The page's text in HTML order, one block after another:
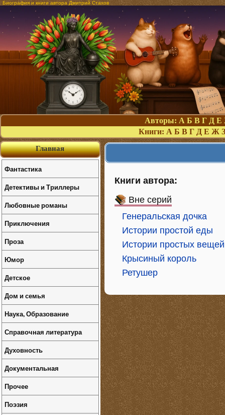
Биография и книги автора Дмитрий Стахов
Авторы: А Б В Г Д Е
Книги: А Б В Г Д Е Ж З
Книги автора:
Вне серий
Генеральская дочка
Истории простой еды
Истории простых вещей
Крысиный король
Ретушер
Главная
Фантастика
Детективы и Триллеры
Любовные романы
Приключения
Проза
Юмор
Детское
Дом и семья
Наука, Образование
Справочная литература
Духовность
Документальная
Прочее
Поэзия